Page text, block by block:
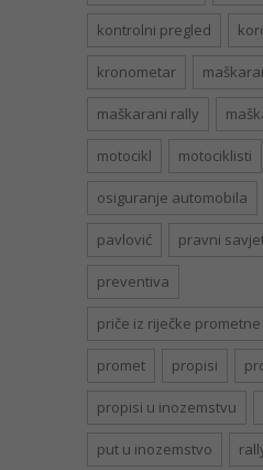
kontrolni pregled
kronometar
maškarani rally
motocikl motociklisti
osiguranje automobila
pavlović pravni
preventiva
priče iz riječke
promet propisi
propisi u inozemstvu
put u inozemstvo